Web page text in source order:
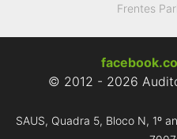
Frentes
© 2012 - 2026
SAUS, Quadra 5, Bloco N, 1º